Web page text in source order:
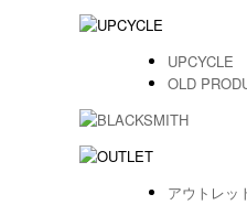
UPCYCLE
OLD
アウトレッ